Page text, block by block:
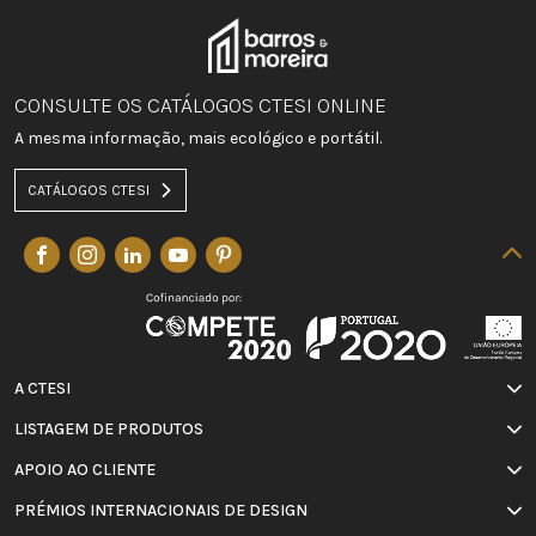
CONSULTE OS CATÁLOGOS CTESI ONLINE
A mesma informação, mais ecológico e portátil.
CATÁLOGOS CTESI
A CTESI
LISTAGEM DE PRODUTOS
APOIO AO CLIENTE
PRÉMIOS INTERNACIONAIS DE DESIGN